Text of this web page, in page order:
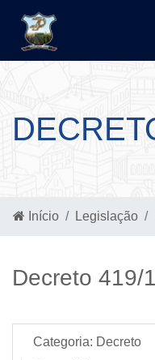
Início Legislação
Decreto 419/
Categoria: Decreto